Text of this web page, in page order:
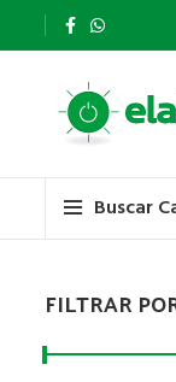
Buscar
FILTRAR